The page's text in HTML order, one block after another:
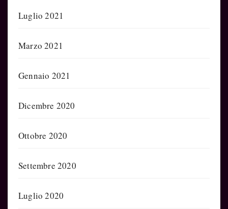
Luglio 2021
Marzo 2021
Gennaio 2021
Dicembre 2020
Ottobre 2020
Settembre 2020
Luglio 2020